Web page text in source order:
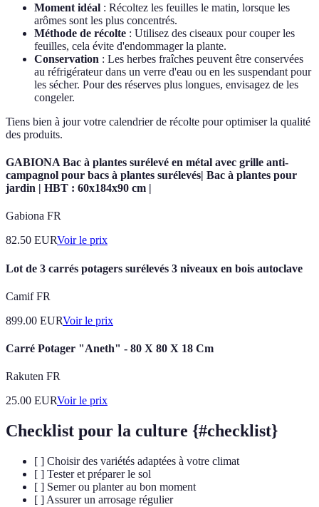
Moment idéal : Récoltez les feuilles le matin, lorsque les
arômes sont les plus concentrés.
Méthode de récolte : Utilisez des ciseaux pour couper les
feuilles, cela évite d'endommager la plante.
Conservation : Les herbes fraîches peuvent être conservées
au réfrigérateur dans un verre d'eau ou en les suspendant pour
les sécher. Pour des réserves plus longues, envisagez de les
congeler.
Tiens bien à jour votre calendrier de récolte pour optimiser la qualité
des produits.
GABIONA Bac à plantes surélevé en métal avec grille anti-
campagnol pour bacs à plantes surélevés| Bac à plantes pour
jardin | HBT : 60x184x90 cm |
Gabiona FR
82.50 EURVoir le prix
Lot de 3 carrés potagers surélevés 3 niveaux en bois autoclave
Camif FR
899.00 EURVoir le prix
Carré Potager "Aneth" - 80 X 80 X 18 Cm
Rakuten FR
25.00 EURVoir le prix
Checklist pour la culture {#checklist}
[ ] Choisir des variétés adaptées à votre climat
[ ] Tester et préparer le sol
[ ] Semer ou planter au bon moment
[ ] Assurer un arrosage régulier